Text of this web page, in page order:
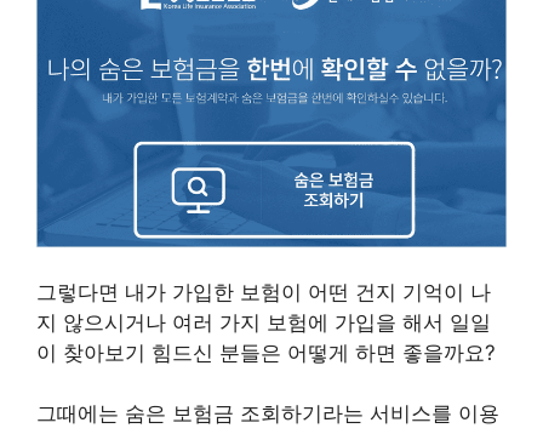
그렇다면 내가 가입한 보험이 어떤 건지 기억이 나
지 않으시거나 여러 가지 보험에 가입을 해서 일일
이 찾아보기 힘드신 분들은 어떻게 하면 좋을까요?
그때에는 숨은 보험금 조회하기라는 서비스를 이용